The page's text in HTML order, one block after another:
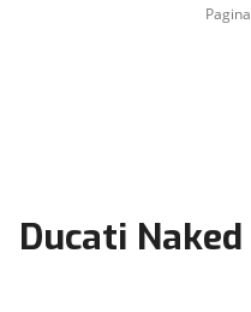
Pagina
Ducati Naked